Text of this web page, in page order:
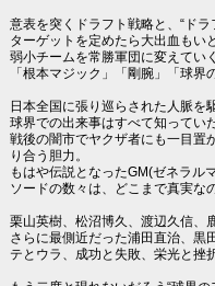
意表を突くドラフト戦略と、“ドラ
ターゲットを定めたら大出血もい
弱小チームを常勝軍団に変えてい
「根本マジック」「剛腕」「球界
日本全国に張り巡らされた人脈を
球界での出来事はすべて知ってい
戦後の闇市でヤクザ者にも一目置
り合う胆力。
もはや伝説となったGM(ゼネラル
ソードの数々は、どこまで真実な
栗山英樹、松沼博久、渡辺久信、
さらに最側近だった浦田直治、黒
テとウラ、成功と失敗、栄光と挫折